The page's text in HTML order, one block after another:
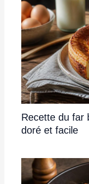
Recette du far
doré et facile